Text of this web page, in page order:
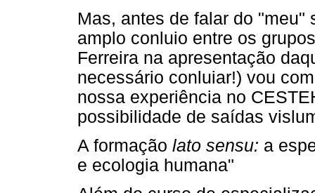
Mas, antes de falar do
amplo conluio entre os
Ferreira na apresentação
necessário conluiar!) vou
nossa experiência no
possibilidade de saídas
A formação lato sensu: a
e ecologia humana"